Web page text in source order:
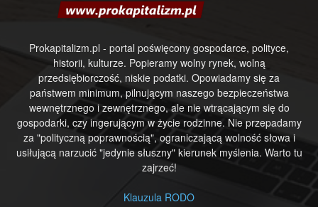
Prokapitalizm.pl - portal poświęcony gospodarce, polityce,
historii, kulturze. Popieramy wolny rynek, wolną
przedsiębiorczość, niskie podatki. Opowiadamy się za
państwem minimum, pilnującym naszego bezpieczeństwa
wewnętrznego i zewnętrznego, ale nie wtrącającym się do
gospodarki, czy ingerującym w życie rodzinne. Nie przepadamy
za "polityczną poprawnością", ograniczającą wolność słowa i
usiłującą narzucić "jedynie słuszny" kierunek myślenia. Warto tu
zajrzeć!
Klauzula RODO